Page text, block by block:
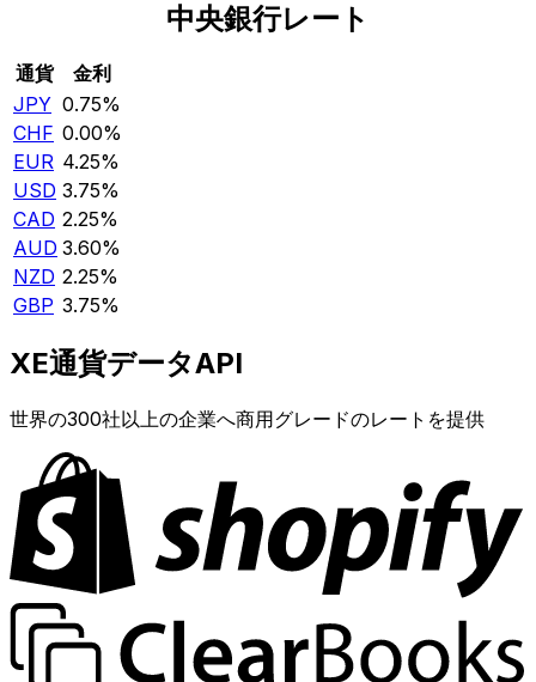
中央銀行レート
通貨
金利
JPY 0.75%
CHF 0.00%
EUR 4.25%
USD 3.75%
CAD 2.25%
AUD 3.60%
NZD 2.25%
GBP 3.75%
XE通貨データAPI
世界の300社以上の企業へ商用グレードのレートを提供